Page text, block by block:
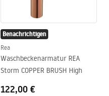
Benachrichtigen
Rea
Waschbeckenarmatur REA
Storm COPPER BRUSH High
122,00 €